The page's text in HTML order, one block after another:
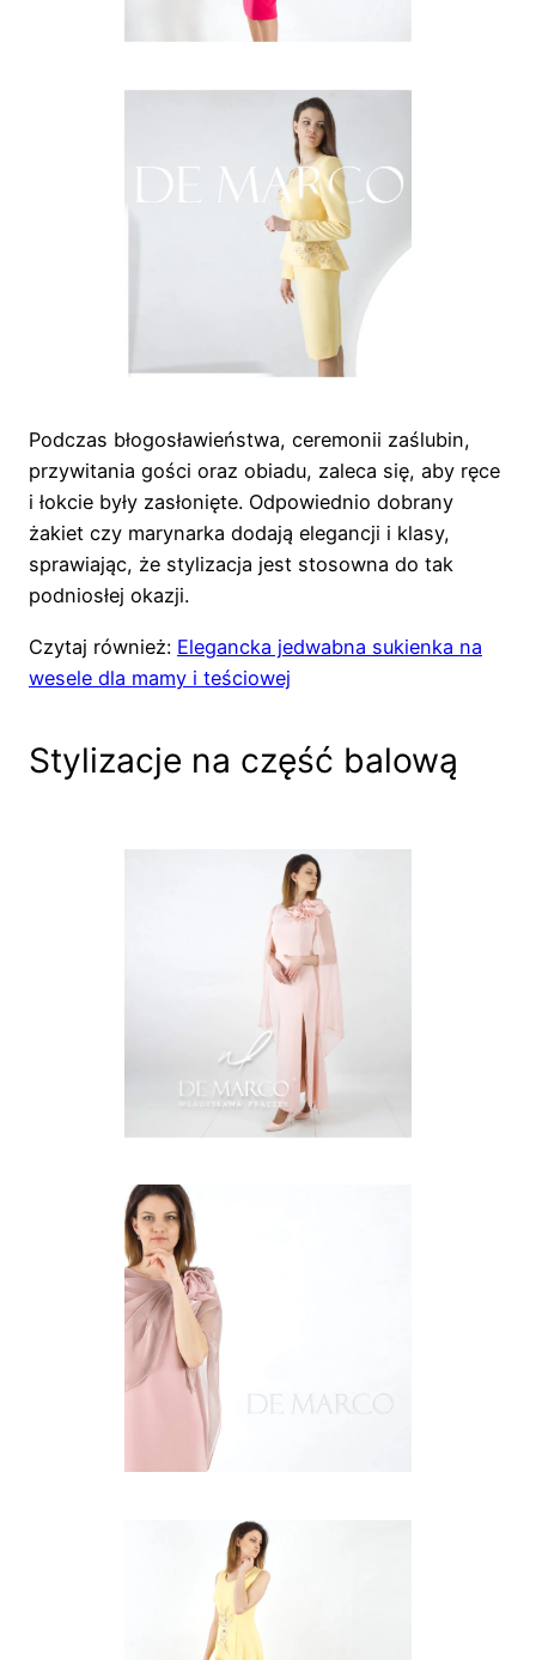
Podczas błogosławieństwa, ceremonii zaślubin,
przywitania gości oraz obiadu, zaleca się, aby ręce
i łokcie były zasłonięte. Odpowiednio dobrany
żakiet czy marynarka dodają elegancji i klasy,
sprawiając, że stylizacja jest stosowna do tak
podniosłej okazji.
Czytaj również: Elegancka jedwabna sukienka na
wesele dla mamy i teściowej
Stylizacje na część balową